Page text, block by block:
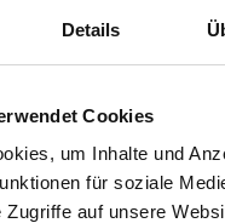
Details
Cookies
um Inhalte und
für soziale
Zugriffe auf unsere